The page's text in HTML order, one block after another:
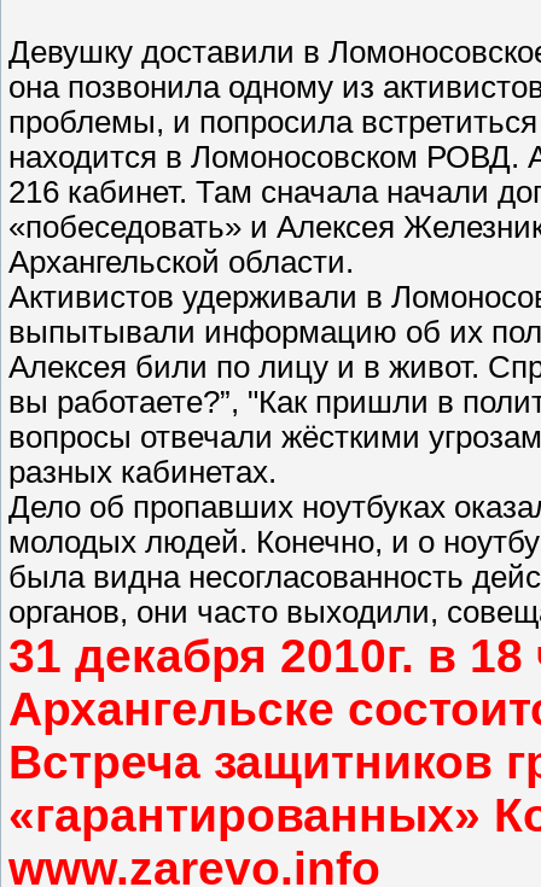
Девушку доставили в
она позвонила одному из
проблемы, и попросила
находится в Ломоносовском
216 кабинет. Там сначала начали
«побеседовать» и Алексея
Архангельской области.
Активистов удерживали в
выпытывали информацию об их
Алексея били по лицу и в живот.
вы работаете?”, "Как пришли в
вопросы отвечали жёсткими
разных кабинетах.
Дело об пропавших ноутбуках
молодых людей. Конечно, и о
была видна несогласованность
органов, они часто выходили,
31 декабря 2010г. в
Архангельске
Встреча защитников
«гарантированных»
www.zarevo.info